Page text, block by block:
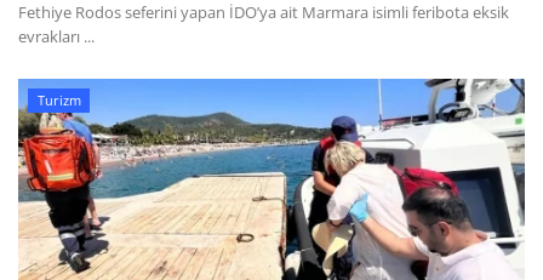
Fethiye Rodos seferini yapan İDO’ya ait Marmara isimli feribota eksik
evrakları ...
Turizm